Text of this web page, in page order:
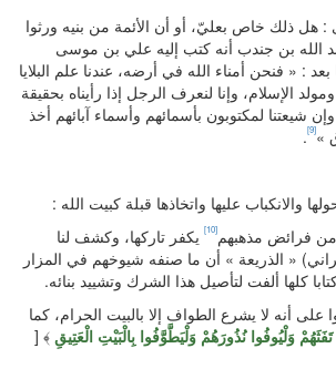
: هل ذلك خاص بعليّ، أو أن الأئمة من بنيه ورثوا
الله بن جندب أنه كتب إليه علي بن موسى
بعد : « فنحن أمناء الله في أرضه، عندنا علم البلايا
الإسلام، وإنا لنعرف الرجل إذا رأيناه بحقيقة
شيعتنا لمكتوبون بأسمائهم وأسماء آبائهم أخذ
»
[9]
.
والانكباب عليها واتخاذها قبلة كبيت الله :
فرائض مذهبهم[10]
يكفر تاركها، وكشف لنا
« الذريعة » أن ما صنفه شيوخهم في المزار
كلها ألفت لتأصيل هذا الشرك وتشييد بنائه.
على أنه لا يشرع الطواف إلا بالبيت الحرام، كما
وَلْيُوفُوا نُذُورَهُمْ وَلْيَطَّوَّفُوا بِالْبَيْتِ الْعَتِيقِ ﴾ [